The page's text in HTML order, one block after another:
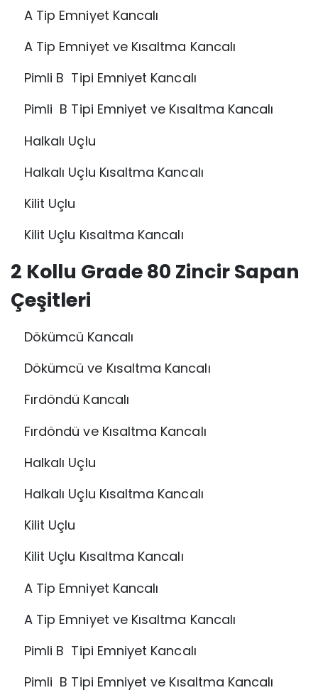
A Tip Emniyet Kancalı
A Tip Emniyet ve Kısaltma Kancalı
Pimli B Tipi Emniyet Kancalı
Pimli B Tipi Emniyet ve Kısaltma Kancalı
Halkalı Uçlu
Halkalı Uçlu Kısaltma Kancalı
Kilit Uçlu
Kilit Uçlu Kısaltma Kancalı
2 Kollu Grade 80 Zincir Sapan
Çeşitleri
Dökümcü Kancalı
Dökümcü ve Kısaltma Kancalı
Fırdöndü Kancalı
Fırdöndü ve Kısaltma Kancalı
Halkalı Uçlu
Halkalı Uçlu Kısaltma Kancalı
Kilit Uçlu
Kilit Uçlu Kısaltma Kancalı
A Tip Emniyet Kancalı
A Tip Emniyet ve Kısaltma Kancalı
Pimli B Tipi Emniyet Kancalı
Pimli B Tipi Emniyet ve Kısaltma Kancalı